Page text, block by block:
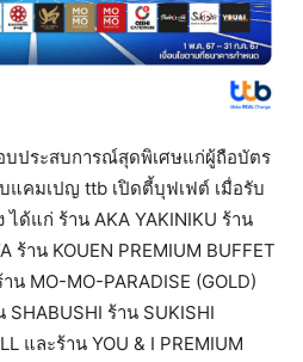
บประสบการณ์สุดพิเศษแก่ผู้ถือบัตร
แคมเปญ ttb เปิดตี้บุฟเฟต์ เมื่อรับ
ด้แก่ ร้าน AKA YAKINIKU ร้าน
ร้าน KOUEN PREMIUM BUFFET
น MO-MO-PARADISE (GOLD)
SHABUSHI ร้าน SUKISHI
และร้าน YOU & I PREMIUM